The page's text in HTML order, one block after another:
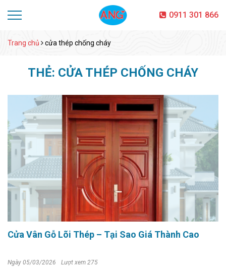
0911 301 866
Trang chủ cửa thép chống cháy
THẺ: CỬA THÉP CHỐNG CHÁY
Cửa Vân Gỗ Lõi Thép – Tại Sao Giá Thành Cao
Ngày 05/03/2026 Lượt xem 275